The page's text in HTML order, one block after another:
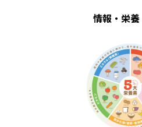
情報・栄